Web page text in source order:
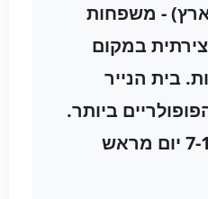
- משפחות
במקום
בית הנייר
ביותר.
הזמנה מומלצת 7-14 יום מראש